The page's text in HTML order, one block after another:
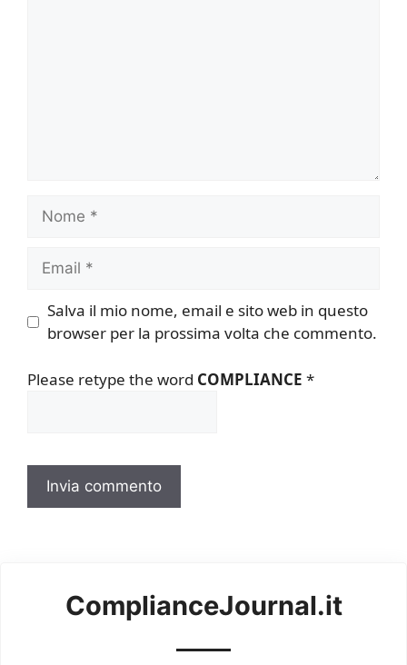
Nome
Email
Salva il mio nome, email e sito web in questo
browser per la prossima volta che commento.
Please retype the word COMPLIANCE *
ComplianceJournal.it